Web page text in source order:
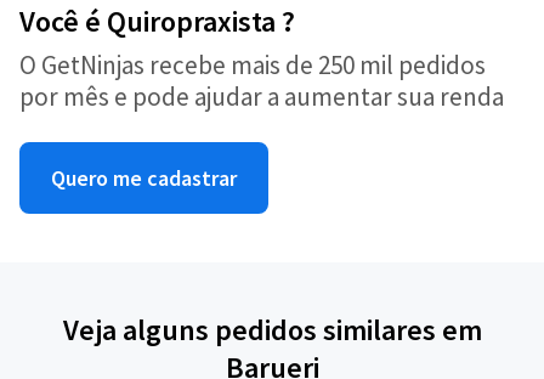
Você é Quiropraxista ?
O GetNinjas recebe mais de 250 mil pedidos
por mês e pode ajudar a aumentar sua renda
Quero me cadastrar
Veja alguns pedidos similares em
Barueri